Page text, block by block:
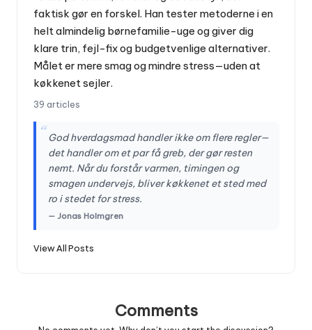
faktisk gør en forskel. Han tester metoderne i en
helt almindelig børnefamilie-uge og giver dig
klare trin, fejl-fix og budgetvenlige alternativer.
Målet er mere smag og mindre stress—uden at
køkkenet sejler.
39 articles
“ God hverdagsmad handler ikke om flere regler—
det handler om et par få greb, der gør resten
nemt. Når du forstår varmen, timingen og
smagen undervejs, bliver køkkenet et sted med
ro i stedet for stress.
— Jonas Holmgren
View All Posts
Comments